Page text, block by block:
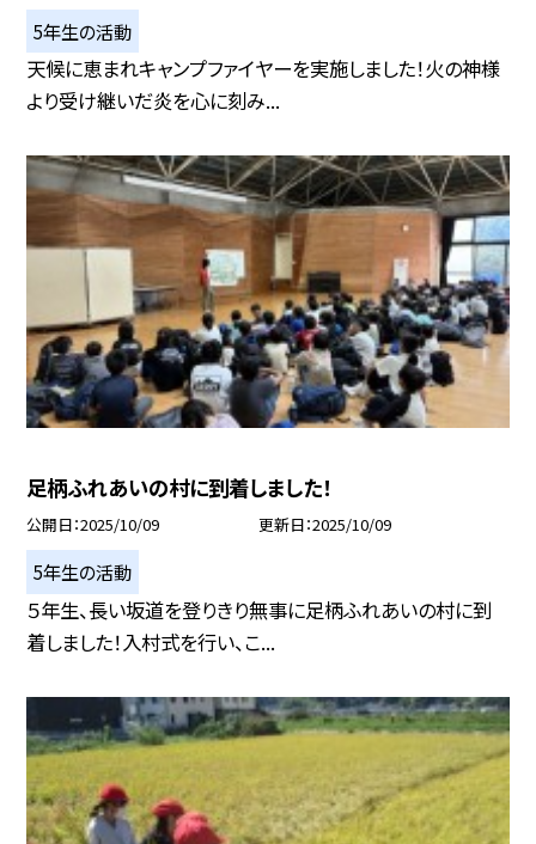
5年生の活動
天候に恵まれキャンプファイヤーを実施しました！火の神様
より受け継いだ炎を心に刻み...
足柄ふれあいの村に到着しました！
公開日 2025/10/09 更新日 2025/10/09
5年生の活動
５年生、長い坂道を登りきり無事に足柄ふれあいの村に到
着しました！入村式を行い、こ...